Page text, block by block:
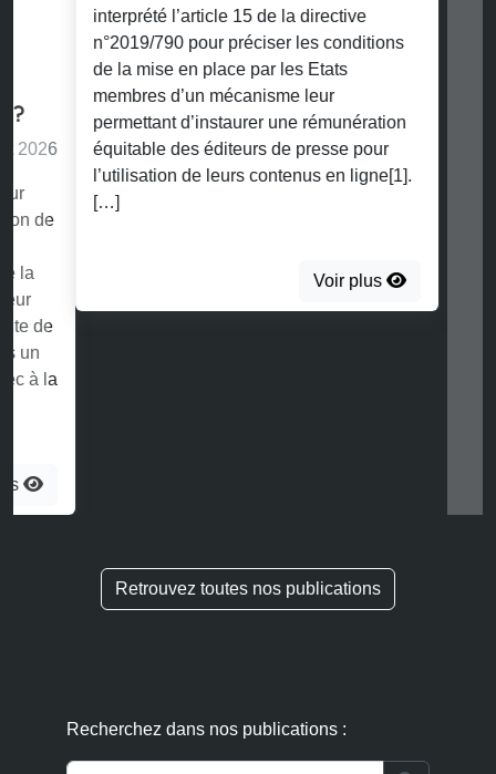
interprété l’article 15 de la directive
n°2019/790 pour préciser les conditions
de la mise en place par les Etats
membres d’un mécanisme leur
permettant d’instaurer une rémunération
équitable des éditeurs de presse pour
l’utilisation de leurs contenus en ligne[1].
[…]
Voir plus
Suivez nos actualités IP IT :
S'abonner à la newsletter